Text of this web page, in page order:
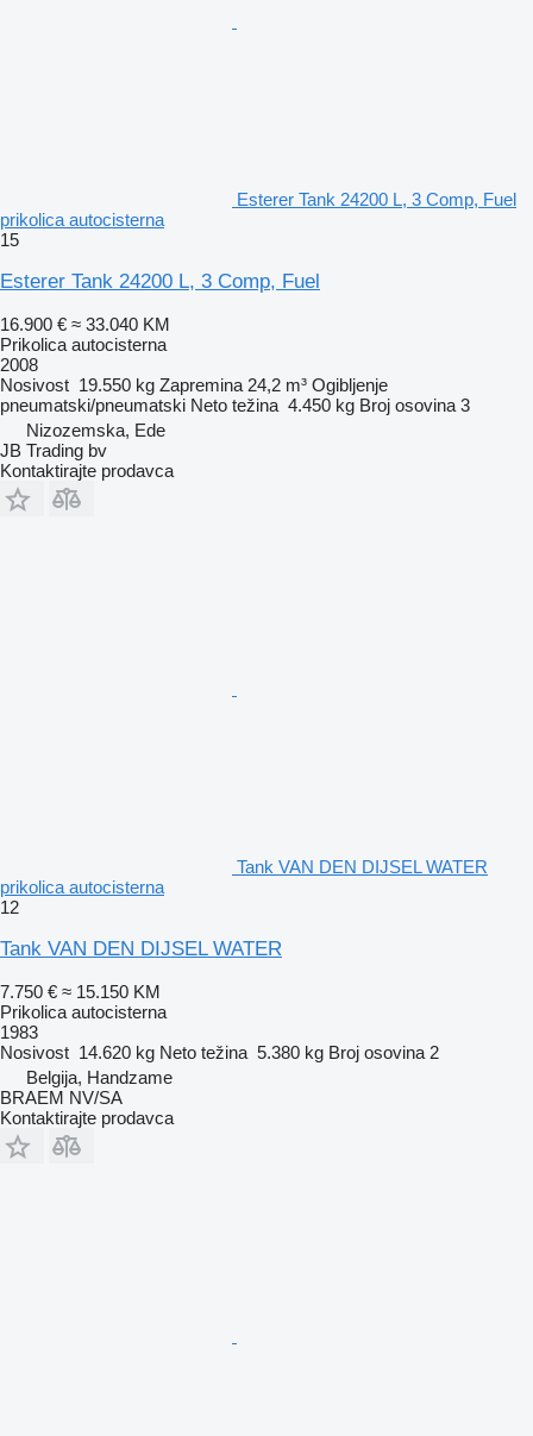
Esterer Tank 24200 L, 3 Comp, Fuel
prikolica autocisterna
15
Esterer Tank 24200 L, 3 Comp, Fuel
16.900 € ≈ 33.040 KM
Prikolica autocisterna
2008
Nosivost 19.550 kg Zapremina 24,2 m³ Ogibljenje
pneumatski/pneumatski Neto težina 4.450 kg Broj osovina 3
Nizozemska, Ede
JB Trading bv
Kontaktirajte prodavca
Tank VAN DEN DIJSEL WATER
prikolica autocisterna
12
Tank VAN DEN DIJSEL WATER
7.750 € ≈ 15.150 KM
Prikolica autocisterna
1983
Nosivost 14.620 kg Neto težina 5.380 kg Broj osovina 2
Belgija, Handzame
BRAEM NV/SA
Kontaktirajte prodavca